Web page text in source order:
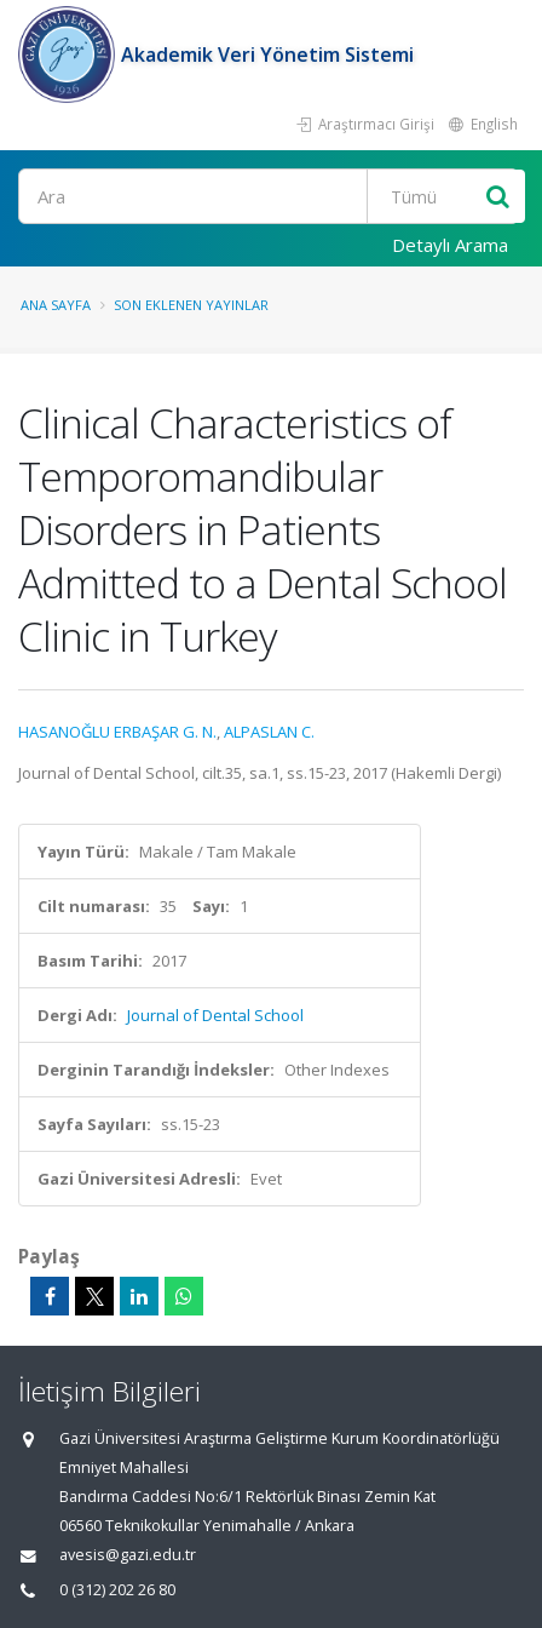
Akademik Veri Yönetim Sistemi
Araştırmacı Girişi English
Ara
Detaylı Arama
ANA SAYFA SON EKLENEN YAYINLAR
Clinical Characteristics of
Temporomandibular
Disorders in Patients
Admitted to a Dental School
Clinic in Turkey
HASANOĞLU ERBAŞAR G. N.,ALPASLAN C.
Journal of Dental School, cilt.35, sa.1, ss.15-23, 2017 (Hakemli Dergi)
Yayın Türü: Makale / Tam Makale
Cilt numarası: 35 Sayı: 1
Basım Tarihi: 2017
Dergi Adı: Journal of Dental School
Derginin Tarandığı İndeksler: Other Indexes
Sayfa Sayıları: ss.15-23
Gazi Üniversitesi Adresli: Evet
Paylaş
İletişim Bilgileri
Gazi Üniversitesi Araştırma Geliştirme Kurum Koordinatörlüğü
Emniyet Mahallesi
Bandırma Caddesi No:6/1 Rektörlük Binası Zemin Kat
06560 Teknikokullar Yenimahalle / Ankara
avesis@gazi.edu.tr
0 (312) 202 26 80